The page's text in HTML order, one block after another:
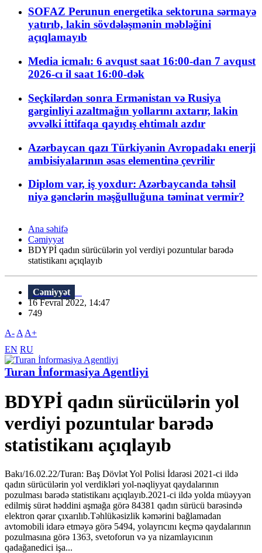
SOFAZ Perunun energetika sektoruna sərmayə
yatırıb, lakin sövdələşmənin məbləğini
açıqlamayıb
Media icmalı: 6 avqust saat 16:00-dan 7 avqust
2026-cı il saat 16:00-dək
Seçkilərdən sonra Ermənistan və Rusiya
gərginliyi azaltmağın yollarını axtarır, lakin
əvvəlki ittifaqa qayıdış ehtimalı azdır
Azərbaycan qazı Türkiyənin Avropadakı enerji
ambisiyalarının əsas elementinə çevrilir
Diplom var, iş yoxdur: Azərbaycanda təhsil
niyə gənclərin məşğulluğuna təminat vermir?
Ana səhifə
Cəmiyyət
BDYPİ qadın sürücülərin yol verdiyi pozuntular barədə
statistikanı açıqlayıb
Cəmiyyət
16 Fevral 2022, 14:47
749
A- A A+
EN RU
Turan İnformasiya Agentliyi
BDYPİ qadın sürücülərin yol
verdiyi pozuntular barədə
statistikanı açıqlayıb
Bakı/16.02.22/Turan: Baş Dövlət Yol Polisi İdarəsi 2021-ci ildə
qadın sürücülərin yol verdikləri yol-nəqliyyat qaydalarının
pozulması barədə statistikanı açıqlayıb.2021-ci ildə yolda müəyyən
edilmiş sürət həddini aşmağa görə 84381 qadın sürücü barəsində
elektron qərar çıxarılıb.Təhlükəsizlik kəmərini bağlamadan
avtomobili idarə etməyə görə 5494, yolayrıcını keçmə qaydalarının
pozulmasına görə 1363, svetoforun və ya nizamlayıcının
qadağanedici işa...